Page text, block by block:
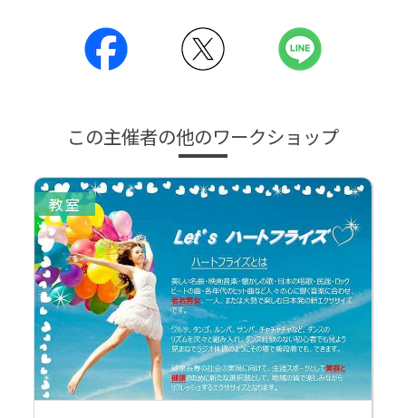
この主催者の他のワークショップ
教室